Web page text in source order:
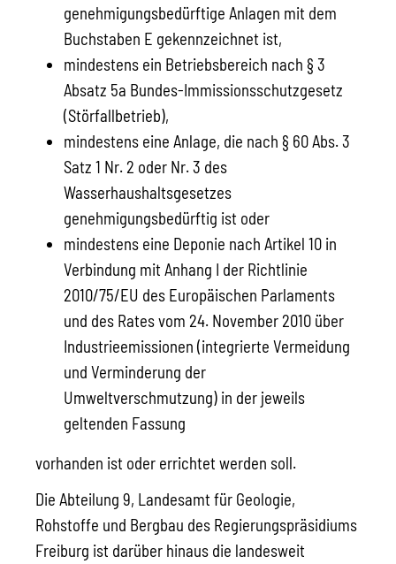
genehmigungsbedürftige Anlagen mit dem
Buchstaben E gekennzeichnet ist,
mindestens ein Betriebsbereich nach § 3
Absatz 5a Bundes-Immissionsschutzgesetz
(Störfallbetrieb),
mindestens eine Anlage, die nach § 60 Abs. 3
Satz 1 Nr. 2 oder Nr. 3 des
Wasserhaushaltsgesetzes
genehmigungsbedürftig ist oder
mindestens eine Deponie nach Artikel 10 in
Verbindung mit Anhang I der Richtlinie
2010/75/EU des Europäischen Parlaments
und des Rates vom 24. November 2010 über
Industrieemissionen (integrierte Vermeidung
und Verminderung der
Umweltverschmutzung) in der jeweils
geltenden Fassung
vorhanden ist oder errichtet werden soll.
Die Abteilung 9, Landesamt für Geologie,
Rohstoffe und Bergbau des Regierungspräsidiums
Freiburg ist darüber hinaus die landesweit